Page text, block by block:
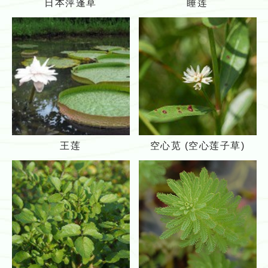
萍
蓬
草
日本萍蓬草 睡莲
王
王莲
空
苋
(空
心
莲
子
草)
空心苋 (空心莲子草)